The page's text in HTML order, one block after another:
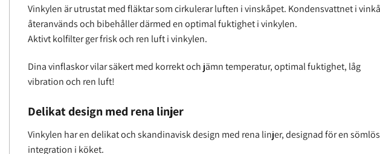
Vinkylen är utrustat med fläktar som cirkulerar luften i vinskåpet. Kondensvattnet i
återanvänds och bibehåller därmed en optimal fuktighet i vinkylen.
Aktivt kolfilter ger frisk och ren luft i vinkylen.
Dina vinflaskor vilar säkert med korrekt och jämn temperatur, optimal fuktighet, låg
vibration och ren luft!
Delikat design med rena linjer
Vinkylen har en delikat och skandinavisk design med rena linjer, designad för en sömlös
integration i köket.